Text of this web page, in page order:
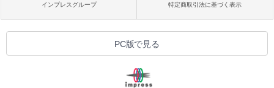
インプレスグループ 特定商取引法に基づく表示
PC版で見る